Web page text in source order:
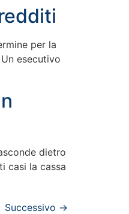
per la
esecutivo
dietro
casi la cassa
Successivo →